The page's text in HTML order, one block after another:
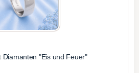
Diamanten "Eis und Feuer"